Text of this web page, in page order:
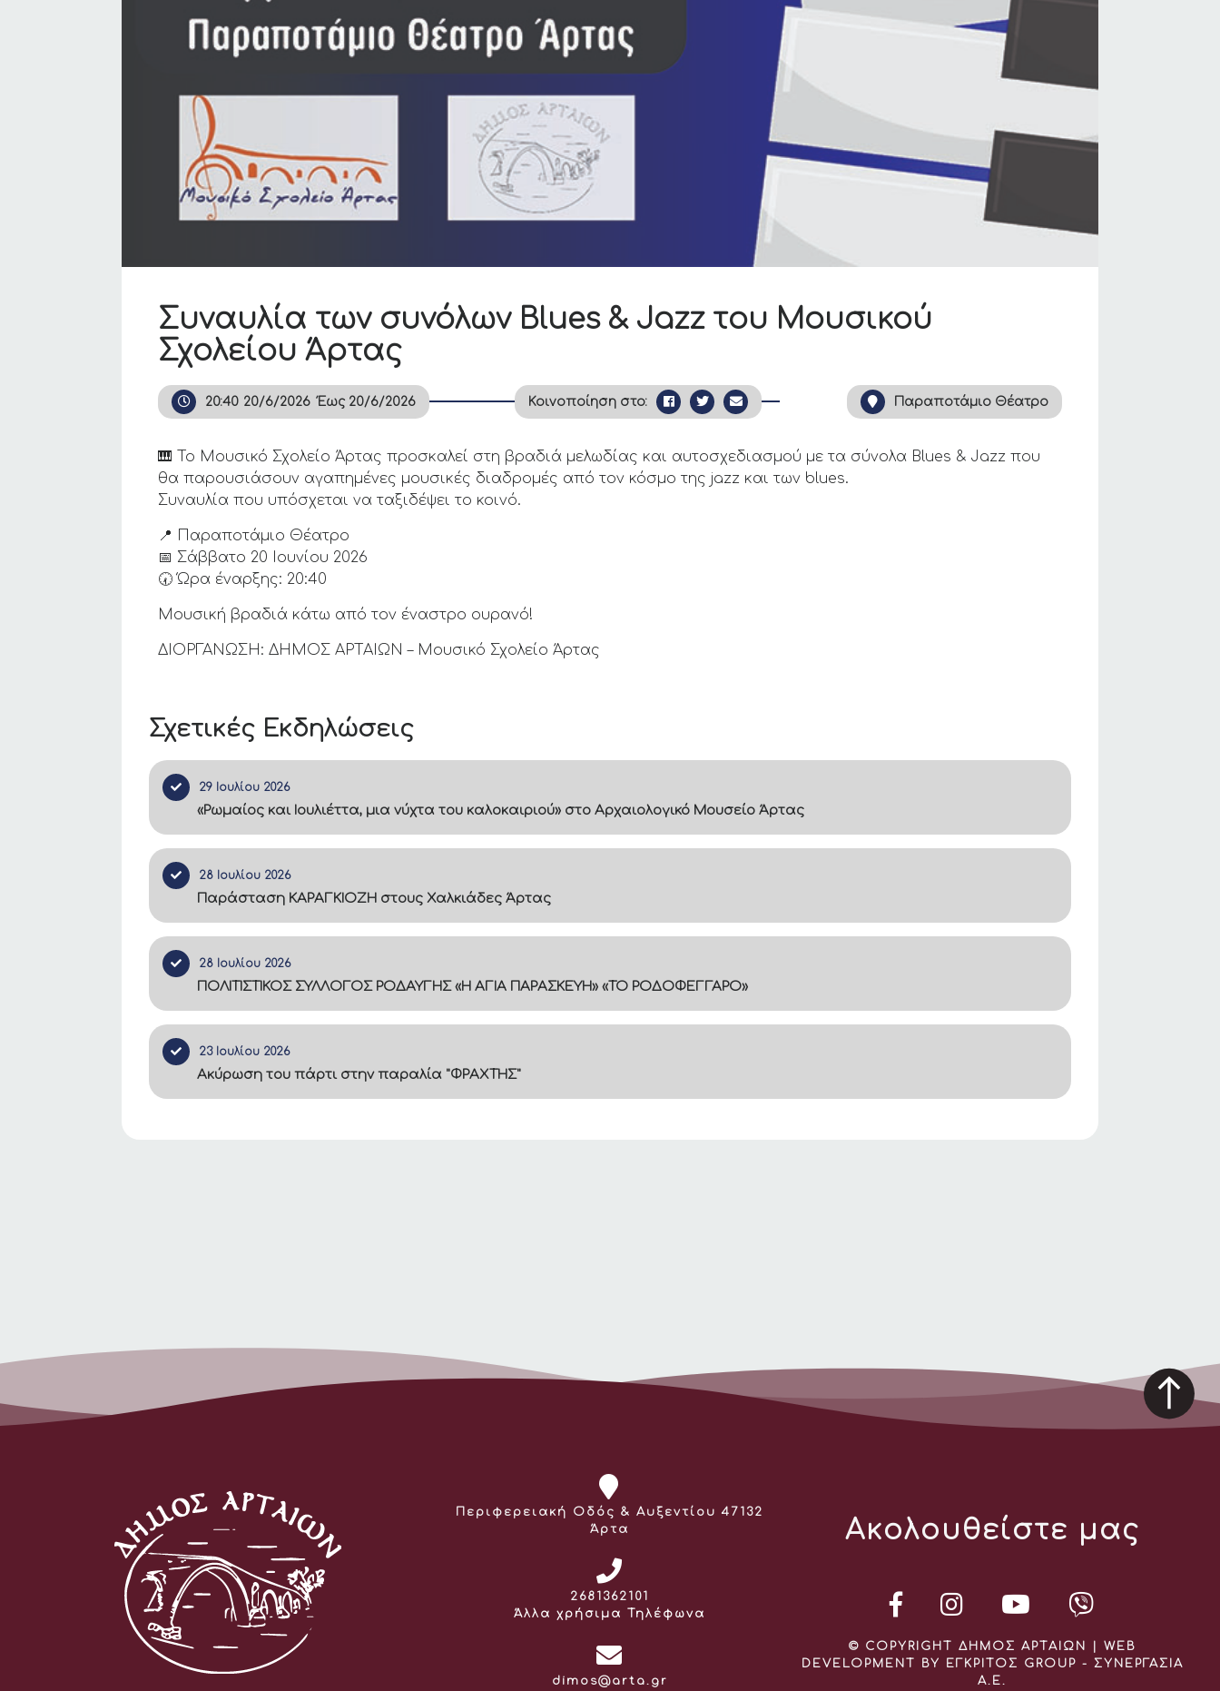
Σχετικές Εκδηλώσεις
29 Ιουλίου 2026
«Ρωμαίος και Ιουλιέττα, μια νύχτα του καλοκαιριού» στο Αρχαιολογικό Μουσείο Άρτας
28 Ιουλίου 2026
Παράσταση ΚΑΡΑΓΚΙΟΖΗ στους Χαλκιάδες Άρτας
28 Ιουλίου 2026
ΠΟΛΙΤΙΣΤΙΚΟΣ ΣΥΛΛΟΓΟΣ ΡΟΔΑΥΓΗΣ «Η ΑΓΙΑ ΠΑΡΑΣΚΕΥΗ» «ΤΟ ΡΟΔΟΦΕΓΓΑΡΟ»
23 Ιουλίου 2026
Ακύρωση του πάρτι στην παραλία "ΦΡΑΧΤΗΣ"
Συναυλία των συνόλων Blues & Jazz του Μουσικού
Σχολείου Άρτας
20:40 20/6/2026Έως 20/6/2026 Κοινοποίηση στο: Παραποτάμιο Θέατρο
🎹 Το Μουσικό Σχολείο Άρτας προσκαλεί στη βραδιά μελωδίας και αυτοσχεδιασμού με τα σύνολα Blues & Jazz που
θα παρουσιάσουν αγαπημένες μουσικές διαδρομές από τον κόσμο της jazz και των blues.
Συναυλία που υπόσχεται να ταξιδέψει το κοινό.
📍 Παραποτάμιο Θέατρο
📅 Σάββατο 20 Ιουνίου 2026
🕢 Ώρα έναρξης: 20:40
Μουσική βραδιά κάτω από τον έναστρο ουρανό!
ΔΙΟΡΓΑΝΩΣΗ: ΔΗΜΟΣ ΑΡΤΑΙΩΝ – Μουσικό Σχολείο Άρτας
Διεύθυνση:
Περιφερειακή Οδός & Αυξεντίου 47132
Άρτα
Τηλέφωνο:
2681362101
Άλλα χρήσιμα Τηλέφωνα
Email:
dimos@arta.gr
Ακολουθείστε μας
© COPYRIGHT ΔΗΜΟΣ ΑΡΤΑΙΩΝ | WEB
DEVELOPMENT BY ΕΓΚΡΙΤΟΣ GROUP - ΣΥΝΕΡΓΑΣΙΑ
Α.Ε.